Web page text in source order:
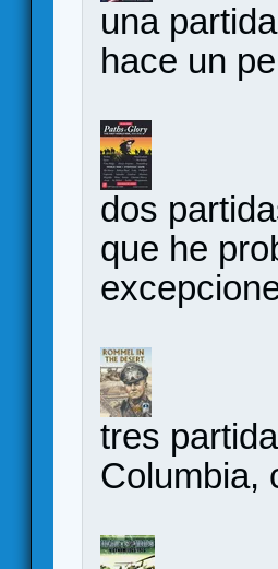
una
hace un
dos
que he
tres
Columbia,